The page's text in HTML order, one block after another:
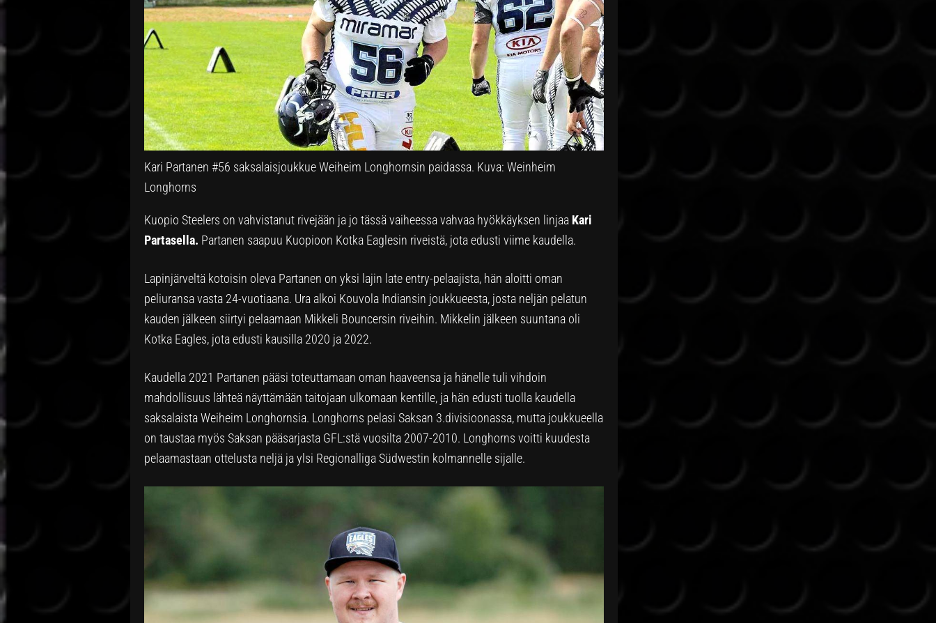
Kari Partanen #56 saksalaisjoukkue Weiheim Longhornsin paidassa. Kuva: Weinheim
Longhorns
Kuopio Steelers on vahvistanut rivejään ja jo tässä vaiheessa vahvaa hyökkäyksen linjaa Kari
Partasella. Partanen saapuu Kuopioon Kotka Eaglesin riveistä, jota edusti viime kaudella.
Lapinjärveltä kotoisin oleva Partanen on yksi lajin late entry-pelaajista, hän aloitti oman
peliuransa vasta 24-vuotiaana. Ura alkoi Kouvola Indiansin joukkueesta, josta neljän pelatun
kauden jälkeen siirtyi pelaamaan Mikkeli Bouncersin riveihin. Mikkelin jälkeen suuntana oli
Kotka Eagles, jota edusti kausilla 2020 ja 2022.
Kaudella 2021 Partanen pääsi toteuttamaan oman haaveensa ja hänelle tuli vihdoin
mahdollisuus lähteä näyttämään taitojaan ulkomaan kentille, ja hän edusti tuolla kaudella
saksalaista Weiheim Longhornsia. Longhorns pelasi Saksan 3.divisioonassa, mutta joukkueella
on taustaa myös Saksan pääsarjasta GFL:stä vuosilta 2007-2010. Longhorns voitti kuudesta
pelaamastaan ottelusta neljä ja ylsi Regionalliga Südwestin kolmannelle sijalle.